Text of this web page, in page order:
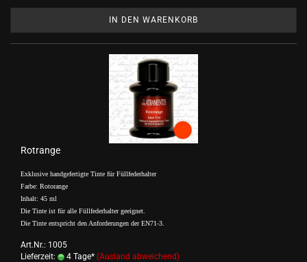
IN DEN WARENKORB
Rotrange
Exklusive handgefertigte Tinte für Füllfederhalter
Farbe: Rotorange
Inhalt: 45 ml
Die Tinte ist für alle Füllfederhalter geeignet.
Die Tinte entspricht den Anforderungen der EN71-3.
Art.Nr.: 1005
Lieferzeit:
4 Tage* (Ausland abweichend)